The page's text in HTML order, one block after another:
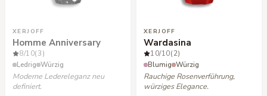
XERJOFF
Homme Anniversary
8/10(3)
Ledrig Würzig
Moderne Ledereleganz neu
definiert.
XERJOFF
Wardasina
10/10(2)
Blumig Würzig
Rauchige Rosenverführung,
würziges Elegance.